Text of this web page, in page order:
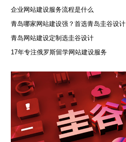
企业网站建设服务流程是什么
青岛哪家网站建设强？首选青岛圭谷设计
青岛网站建设定制选圭谷设计
17年专注俄罗斯留学网站建设服务